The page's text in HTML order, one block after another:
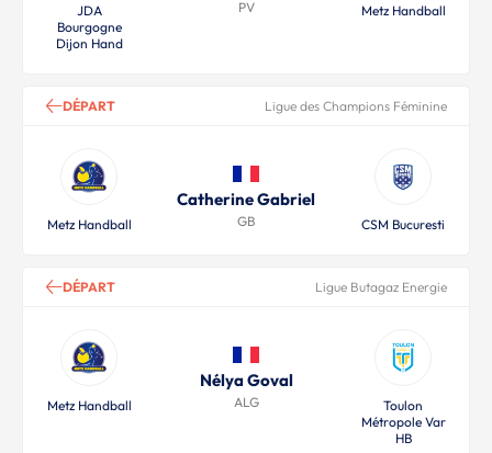
JDA
Bourgogne
Dijon Hand
PV Metz Handball
DÉPART Ligue des Champions Féminine
Metz Handball
Catherine Gabriel
GB CSM Bucuresti
DÉPART Ligue Butagaz Energie
Metz Handball
Nélya Goval
ALG
Toulon
Métropole Var
HB